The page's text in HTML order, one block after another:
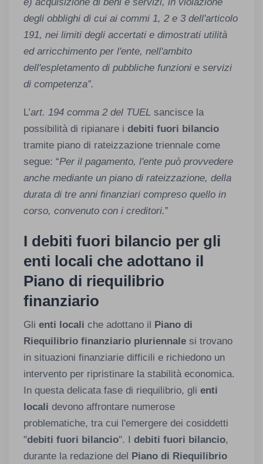
degli obblighi di cui ai commi 1, 2 e 3 dell'articolo
191, nei limiti degli accertati e dimostrati utilità
ed arricchimento per l'ente, nell'ambito
dell'espletamento di pubbliche funzioni e servizi
di competenza”.
L’art. 194 comma 2 del TUEL sancisce la
possibilità di ripianare i debiti fuori bilancio
tramite piano di rateizzazione triennale come
segue: “Per il pagamento, l'ente può provvedere
anche mediante un piano di rateizzazione, della
durata di tre anni finanziari compreso quello in
corso, convenuto con i creditori.”
I debiti fuori bilancio per gli
enti locali che adottano il
Piano di riequilibrio
finanziario
Gli enti locali che adottano il Piano di
Riequilibrio finanziario pluriennale si trovano
in situazioni finanziarie difficili e richiedono un
intervento per ripristinare la stabilità economica.
In questa delicata fase di riequilibrio, gli enti
locali devono affrontare numerose
problematiche, tra cui l'emergere dei cosiddetti
"debiti fuori bilancio". I debiti fuori bilancio,
durante la redazione del Piano di Riequilibrio